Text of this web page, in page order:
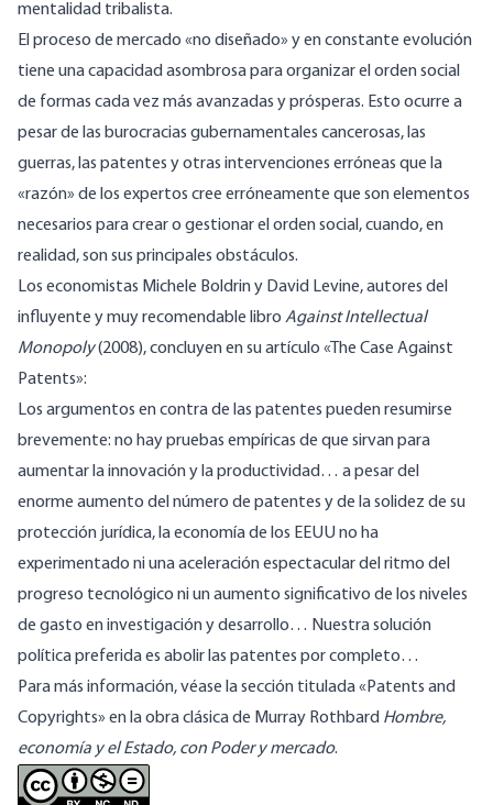
mentalidad tribalista.
El proceso de mercado «no diseñado» y en constante evolución
tiene una capacidad asombrosa para organizar el orden social
de formas cada vez más avanzadas y prósperas. Esto ocurre a
pesar de las burocracias gubernamentales cancerosas, las
guerras, las patentes y otras intervenciones erróneas que la
«razón» de los expertos cree erróneamente que son elementos
necesarios para crear o gestionar el orden social, cuando, en
realidad, son sus principales obstáculos.
Los economistas Michele Boldrin y David Levine, autores del
influyente y muy recomendable libro Against Intellectual
Monopoly(2008), concluyen en su artículo «The Case Against
Patents»:
Los argumentos en contra de las patentes pueden resumirse
brevemente: no hay pruebas empíricas de que sirvan para
aumentar la innovación y la productividad… a pesar del
enorme aumento del número de patentes y de la solidez de su
protección jurídica, la economía de los EEUU no ha
experimentado ni una aceleración espectacular del ritmo del
progreso tecnológico ni un aumento significativo de los niveles
de gasto en investigación y desarrollo… Nuestra solución
política preferida es abolir las patentes por completo…
Para más información, véase la sección titulada « Patents and
Copyrights» en la obra clásica de Murray Rothbard Hombre,
economía y el Estado, con Poder y mercado.